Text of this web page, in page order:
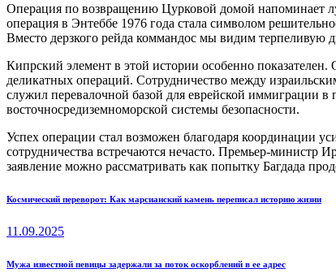
Операция по возвращению Цурковой домой напоминает
операция в Энтеббе 1976 года стала символом
Вместо дерзкого рейда коммандос мы видим терпеливую
Кипрский элемент в этой истории особенно
деликатных операций. Сотрудничество между
служил перевалочной базой для еврейской иммиграции
восточносредиземноморской системы безопасности.
Успех операции стал возможен благодаря координации
сотрудничества встречаются нечасто. Премьер-министр
заявление можно рассматривать как попытку Багдада
Навигация
по
Previous
Космический переворот: Как марсианский камень переписал историю жизни
11.09.2025
Next
Мужа известной певицы задержали за поток оскорблений в ее адрес